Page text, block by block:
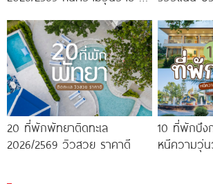
20 ที่พักพัทยาติดทะเล
2026/2569 วิวสวย ราคาดี
10 ที่พักบึง
หนีความวุ่